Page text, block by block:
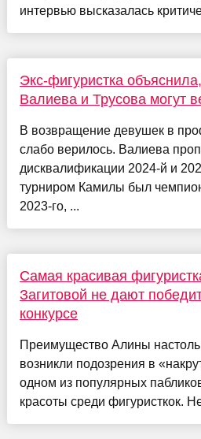
интервью высказалась
Экс-фигуристка
Валиева и Трусова могут
В возвращение девушек в
слабо верилось. Валиева
дисквалификации 2024-й и
турниром Камилы был
2023-го, ...
Самая красивая
Загитовой не дают
конкурсе
Преимущество Алины
возникли подозрения в
одном из популярных
красоты среди фигуристкок.